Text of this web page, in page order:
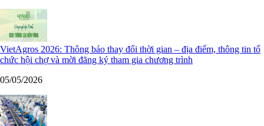
VietAgros 2026: Thông báo thay đổi thời gian – địa điểm, thông tin tổ
chức hội chợ và mời đăng ký tham gia chương trình
05/05/2026